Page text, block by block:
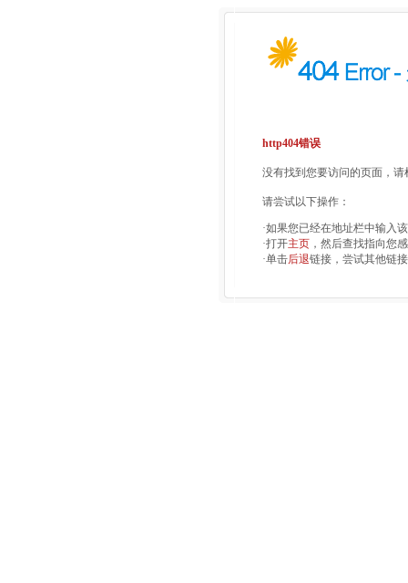
http404错误
没有找到您要访问的页面，
请尝试以下操作：
·如果您已经在地址栏中输入
·打开主页 ，然后查找指向您
·单击后退链接，尝试其他链